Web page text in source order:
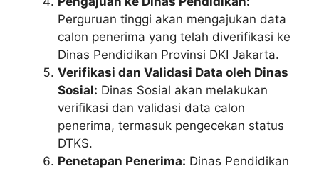
Perguruan tinggi akan mengajukan data
calon penerima yang telah diverifikasi ke
Dinas Pendidikan Provinsi DKI Jakarta.
Verifikasi dan Validasi Data oleh Dinas
Sosial: Dinas Sosial akan melakukan
verifikasi dan validasi data calon
penerima, termasuk pengecekan status
DTKS.
Penetapan Penerima: Dinas Pendidikan